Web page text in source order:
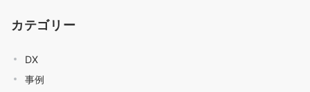
カテゴリー
DX
事例